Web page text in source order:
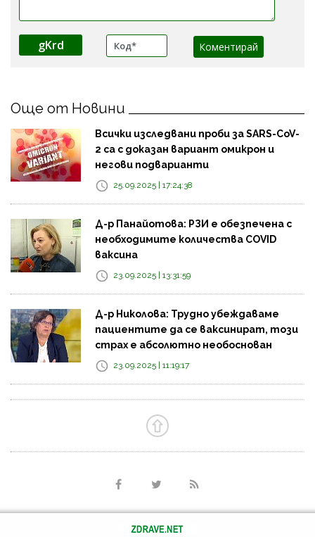
gKrd
Още от Новини
Всички изследвани проби за SARS-CoV-
2 са с доказан вариант омикрон и
негови подварианти
25.09.2025 | 17:24:38
Д-р Панайотова: РЗИ е обезпечена с
необходимите количества COVID
ваксина
23.09.2025 | 13:31:59
Д-р Николова: Трудно убеждаваме
пациентите да се ваксинират, този
страх е абсолютно необоснован
23.09.2025 | 11:19:17